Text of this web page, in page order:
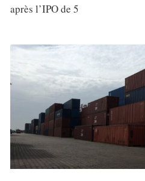
après l’IPO de 5